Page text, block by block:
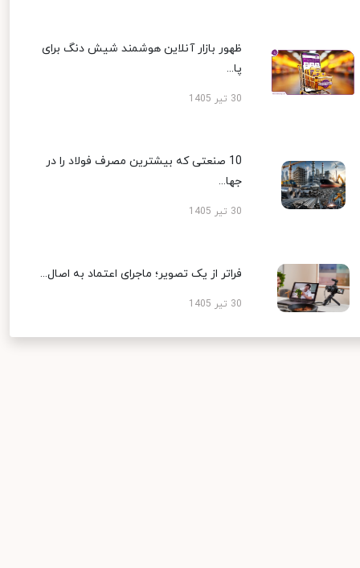
ظهور بازار آنلاین هوشمند شیش دنگ برای
پا...
30 تیر 1405
10 صنعتی که بیشترین مصرف فولاد را در
جها...
30 تیر 1405
فراتر از یک تصویر؛ ماجرای اعتماد به اصال...
30 تیر 1405